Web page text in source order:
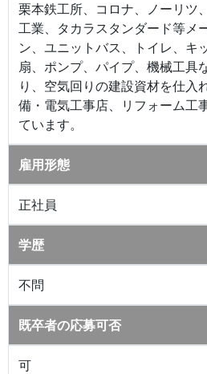
栗本鉄工所、コロナ、ノーリツ
工業、タカラスタンダード等メ
ン、ユニットバス、トイレ、キ
扇、ポンプ、パイプ、機械工具
り、空気回りの建設資材を仕入
備・電気工事店、リフォーム工
ています。
雇用形態
正社員
学歴
不問
既卒者の応募可否
可